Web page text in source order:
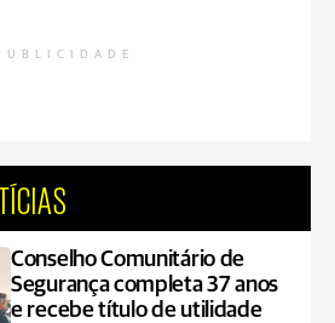
Conselho Comunitário de
Segurança completa 37 anos
e recebe título de utilidade